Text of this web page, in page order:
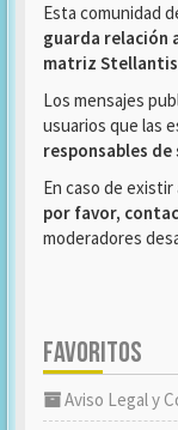
Esta comunidad
guarda relación
matriz Stellantis
Los mensajes
usuarios que las
responsables de
En caso de
por favor,
moderadores
FAVORITOS
Aviso Legal y